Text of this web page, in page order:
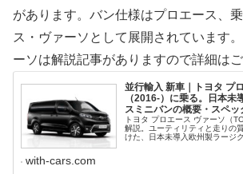
があります。バン仕様はプロエース、
ス・ヴァーソとして展開されています
ーソは解説記事がありますので詳細はご
並行輸入 新車｜トヨタ プ
（2016-）に乗る。日本未
スミニバンの概要・スペッ
トヨタ プロエース ヴァーソ（
解説。ユーティリティと走りの
けた、日本未導入欧州製ラージ
with-cars.com